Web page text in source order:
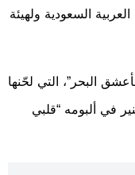
السعودية ولهيئة
البحر”، التي لحّنها
في ألبومه “قلبي